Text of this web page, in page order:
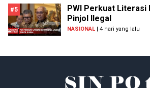
#5
PWI Perkuat Literasi
Pinjol Ilegal
NASIONAL | 4 hari yang lalu